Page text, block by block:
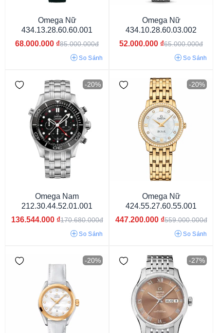
12mm 14mm 10.5mm 11mm
13.2mm
6.3mm 6.6 mm 17.3mm 14.7mm 14.2mm
7.6mm
Mặt màu trắng
Mặt màu đen
Mặt cát vàng
Mặt xanh lục
Mặt màu hồng
Mặt màu xám
Mặt ngọc trai
Mặt vàng hồng
Omega Nữ
434.13.28.60.60.001
68.000.000 ₫85.000.000đ
So Sánh
Omega Nữ
434.10.28.60.03.002
52.000.000 ₫65.000.000đ
So Sánh
-20%
Omega Nam
212.30.44.52.01.001
136.544.000 ₫170.680.000đ
So Sánh
-20%
Omega Nữ
424.55.27.60.55.001
447.200.000 ₫559.000.000đ
So Sánh
-20% -27%